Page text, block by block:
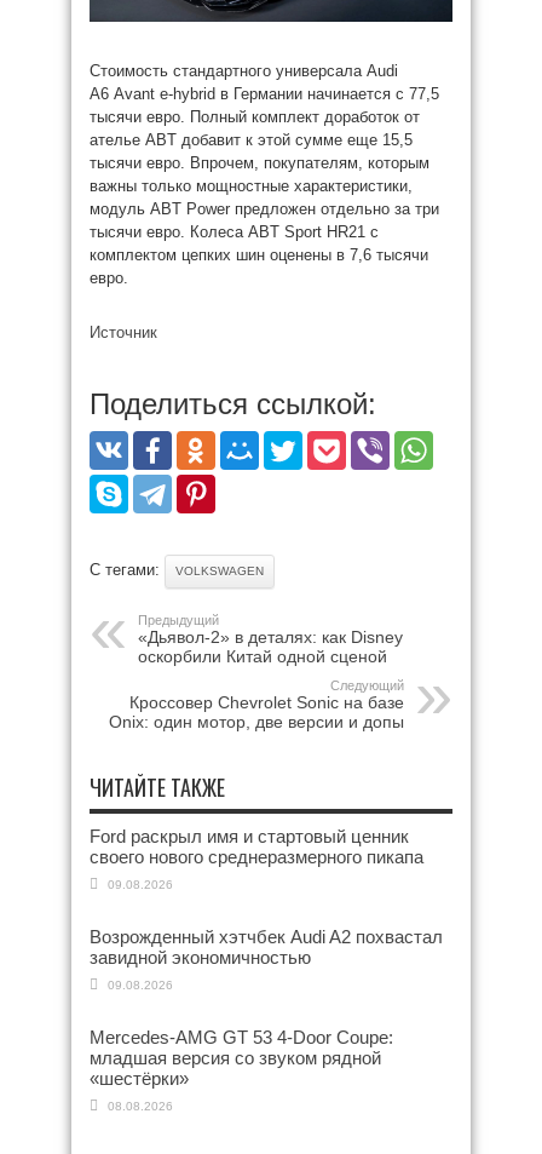
Стоимость стандартного универсала Audi
A6 Avant e-hybrid в Германии начинается с 77,5
тысячи евро. Полный комплект доработок от
ателье ABT добавит к этой сумме еще 15,5
тысячи евро. Впрочем, покупателям, которым
важны только мощностные характеристики,
модуль ABT Power предложен отдельно за три
тысячи евро. Колеса ABT Sport HR21 с
комплектом цепких шин оценены в 7,6 тысячи
евро.
Источник
Поделиться ссылкой:
С тегами: VOLKSWAGEN
Предыдущий
«Дьявол-2» в деталях: как Disney
оскорбили Китай одной сценой
Следующий
Кроссовер Chevrolet Sonic на базе
Onix: один мотор, две версии и допы
ЧИТАЙТЕ ТАКЖЕ
Ford раскрыл имя и стартовый ценник
своего нового среднеразмерного пикапа
09.08.2026
Возрожденный хэтчбек Audi A2 похвастал
завидной экономичностью
09.08.2026
Mercedes-AMG GT 53 4-Door Coupe:
младшая версия со звуком рядной
«шестёрки»
08.08.2026